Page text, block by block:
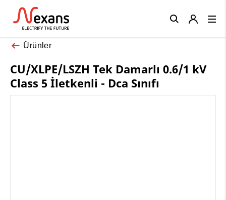
Ürünler
CU/XLPE/LSZH Tek Damarlı 0.6/1 kV
Class 5 İletkenli - Dca Sınıfı
Close